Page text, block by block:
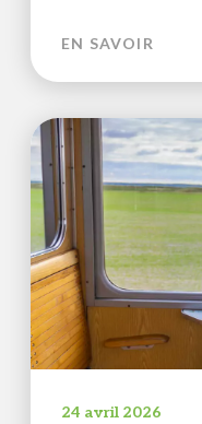
EN SAVOIR
24 avril 2026